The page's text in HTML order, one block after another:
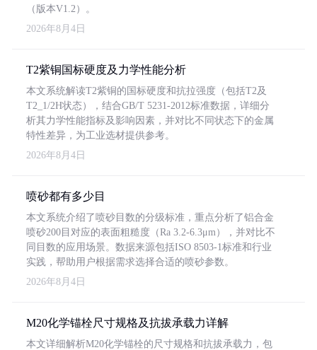
（版本V1.2）。
2026年8月4日
T2紫铜国标硬度及力学性能分析
本文系统解读T2紫铜的国标硬度和抗拉强度（包括T2及
T2_1/2H状态），结合GB/T 5231-2012标准数据，详细分
析其力学性能指标及影响因素，并对比不同状态下的金属
特性差异，为工业选材提供参考。
2026年8月4日
喷砂都有多少目
本文系统介绍了喷砂目数的分级标准，重点分析了铝合金
喷砂200目对应的表面粗糙度（Ra 3.2-6.3μm），并对比不
同目数的应用场景。数据来源包括ISO 8503-1标准和行业
实践，帮助用户根据需求选择合适的喷砂参数。
2026年8月4日
M20化学锚栓尺寸规格及抗拔承载力详解
本文详细解析M20化学锚栓的尺寸规格和抗拔承载力，包